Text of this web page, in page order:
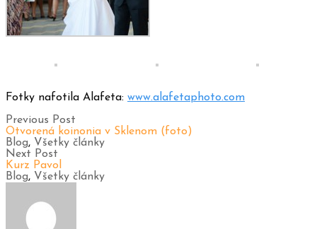
Fotky nafotila Alafeta: www.alafetaphoto.com
Previous Post
Otvorená koinonia v Sklenom (foto)
Blog, Všetky články
Next Post
Kurz Pavol
Blog, Všetky články